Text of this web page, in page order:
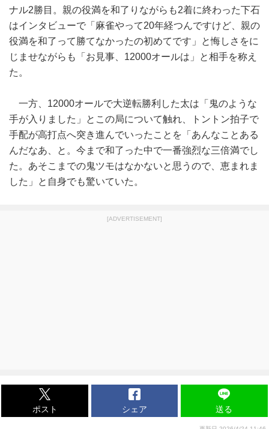
ナル2勝目。親の役満を和了りながらも2着に終わった下石
はインタビューで「麻雀やって20年経つんですけど、親の
役満を和了って勝てなかったの初めてです」と悔しさをに
じませながらも「お見事、12000オールは」と相手を称え
た。
一方、12000オールで大逆転勝利した太は「鬼のような
手が入りました」とこの局について触れ、トントン拍子で
手配が高打点へ突き進んでいったことを「あんなことある
んだなあ、と。今まで和了った中で一番強烈な三倍満でし
た。あそこまでの鬼ツモはなかないと思うので、恵まれま
した」と自身でも驚いていた。
[ADVERTISEMENT]
ポスト シェア 送る